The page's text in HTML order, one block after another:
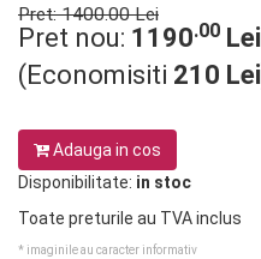
Pret: 1400.00 Lei
Pret nou: 1190.00 Lei
(Economisiti 210 Lei
Adauga in cos
Disponibilitate: in stoc
Toate preturile au TVA inclus
* imaginile au caracter informativ